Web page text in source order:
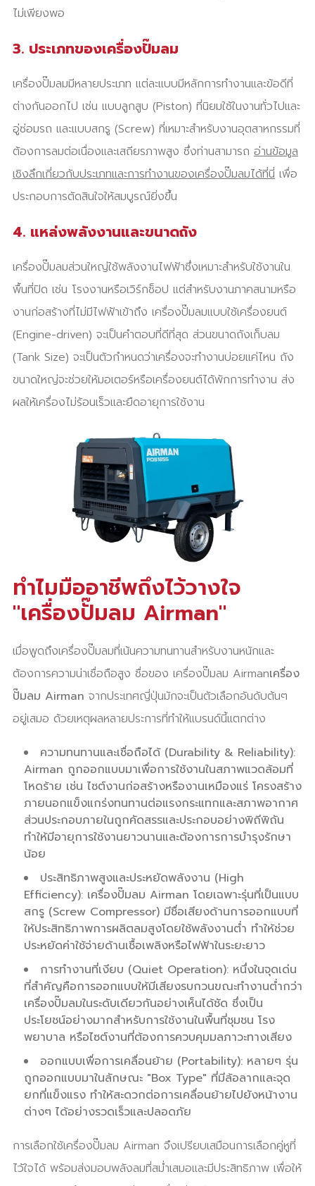
ไม่เพียงพอ
3. ประเภทของเครื่องปั๊มลม
เครื่องปั๊มลมมีหลายประเภท แต่ละแบบมีหลักการทำงานและข้อดีที่
ต่างกันออกไป เช่น แบบลูกสูบ (Piston) ที่นิยมใช้ในงานทั่วไปและ
อู่ซ่อมรถ และแบบสกรู (Screw) ที่เหมาะสำหรับงานอุตสาหกรรมที่
ต้องการลมต่อเนื่องและเสถียรภาพสูง ซึ่งท่านสามารถ อ่านข้อมูล
เชิงลึกเกี่ยวกับประเภทและการทำงานของเครื่องปั๊มลมได้ที่นี่เพื่อ
ประกอบการตัดสินใจให้สมบูรณ์ยิ่งขึ้น
4. แหล่งพลังงานและขนาดถัง
เครื่องปั๊มลมส่วนใหญ่ใช้พลังงานไฟฟ้าซึ่งเหมาะสำหรับใช้งานใน
พื้นที่ปิด เช่น โรงงานหรือเวิร์กช็อป แต่สำหรับงานภาคสนามหรือ
งานก่อสร้างที่ไม่มีไฟฟ้าเข้าถึง เครื่องปั๊มลมแบบใช้เครื่องยนต์
(Engine-driven) จะเป็นคำตอบที่ดีที่สุด ส่วนขนาดถังเก็บลม
(Tank Size) จะเป็นตัวกำหนดว่าเครื่องจะทำงานบ่อยแค่ไหน ถัง
ขนาดใหญ่จะช่วยให้มอเตอร์หรือเครื่องยนต์ได้พักการทำงาน ส่ง
ผลให้เครื่องไม่ร้อนเร็วและยืดอายุการใช้งาน
ทำไมมืออาชีพถึงไว้วางใจ
"เครื่องปั๊มลม Airman"
เมื่อพูดถึงเครื่องปั๊มลมที่เน้นความทนทานสำหรับงานหนักและ
ต้องการความน่าเชื่อถือสูง ชื่อของ เครื่องปั๊มลม Airmanเครื่อง
ปั๊มลม Airman จากประเทศญี่ปุ่นมักจะเป็นตัวเลือกอันดับต้นๆ
อยู่เสมอ ด้วยเหตุผลหลายประการที่ทำให้แบรนด์นี้แตกต่าง
ความทนทานและเชื่อถือได้ (Durability & Reliability):
Airman ถูกออกแบบมาเพื่อการใช้งานในสภาพแวดล้อมที่
โหดร้าย เช่น ไซต์งานก่อสร้างหรืองานเหมืองแร่ โครงสร้าง
ภายนอกแข็งแกร่งทนทานต่อแรงกระแทกและสภาพอากาศ
ส่วนประกอบภายในถูกคัดสรรและประกอบอย่างพิถีพิถัน
ทำให้มีอายุการใช้งานยาวนานและต้องการการบำรุงรักษา
น้อย
ประสิทธิภาพสูงและประหยัดพลังงาน (High
Efficiency): เครื่องปั๊มลม Airman โดยเฉพาะรุ่นที่เป็นแบบ
สกรู (Screw Compressor) มีชื่อเสียงด้านการออกแบบที่
ให้ประสิทธิภาพการผลิตลมสูงโดยใช้พลังงานต่ำ ทำให้ช่วย
ประหยัดค่าใช้จ่ายด้านเชื้อเพลิงหรือไฟฟ้าในระยะยาว
การทำงานที่เงียบ (Quiet Operation): หนึ่งในจุดเด่น
ที่สำคัญคือการออกแบบให้มีเสียงรบกวนขณะทำงานต่ำกว่า
เครื่องปั๊มลมในระดับเดียวกันอย่างเห็นได้ชัด ซึ่งเป็น
ประโยชน์อย่างมากสำหรับการใช้งานในพื้นที่ชุมชน โรง
พยาบาล หรือไซต์งานที่ต้องการควบคุมมลภาวะทางเสียง
ออกแบบเพื่อการเคลื่อนย้าย (Portability): หลายๆ รุ่น
ถูกออกแบบมาในลักษณะ "Box Type" ที่มีล้อลากและจุด
ยกที่แข็งแรง ทำให้สะดวกต่อการเคลื่อนย้ายไปยังหน้างาน
ต่างๆ ได้อย่างรวดเร็วและปลอดภัย
การเลือกใช้เครื่องปั๊มลม Airman จึงเปรียบเสมือนการเลือกคู่หูที่
ไว้ใจได้ พร้อมส่งมอบพลังลมที่สม่ำเสมอและมีประสิทธิภาพ เพื่อให้